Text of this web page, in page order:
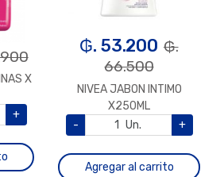
X
+
₲. 53.200 ₲.
66.500
NIVEA JABON INTIMO
X250ML
-
Un. +
Agregar al carrito